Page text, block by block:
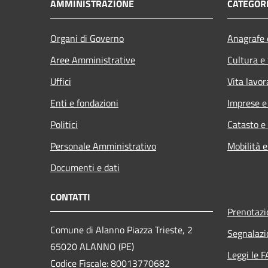
AMMINISTRAZIONE
Organi di Governo
Aree Amministrative
Uffici
Enti e fondazioni
Politici
Personale Amministrativo
Documenti e dati
Cultura
Vita
Imprese
Catasto
Mobilità
CONTATTI
Comune di Alanno Piazza Trieste, 2
65020 ALANNO (PE)
Codice Fiscale: 80013770682
Leggi le